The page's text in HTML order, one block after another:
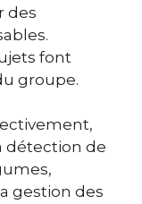
des
font
groupe.
détection de
gestion des